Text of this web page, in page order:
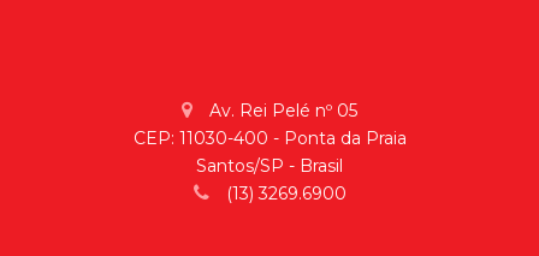
Av. Rei Pelé nº 05
CEP: 11030-400 - Ponta da Praia
Santos/SP - Brasil
(13) 3269.6900